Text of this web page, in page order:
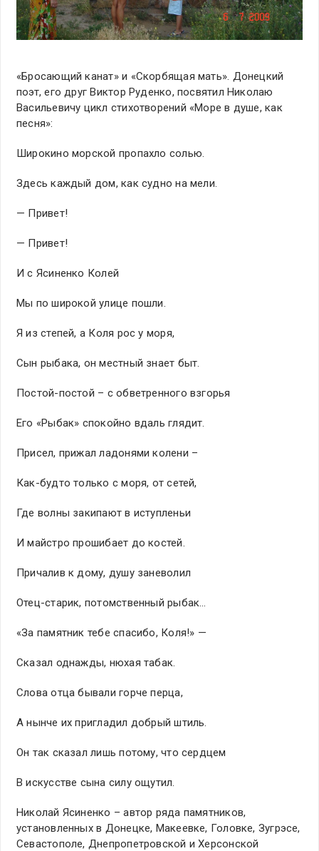
«Бросающий канат» и «Скорбящая мать». Донецкий
поэт, его друг Виктор Руденко, посвятил Николаю
Васильевичу цикл стихотворений «Море в душе, как
песня»:
Широкино морской пропахло солью.
Здесь каждый дом, как судно на мели.
— Привет!
— Привет!
И с Ясиненко Колей
Мы по широкой улице пошли.
Я из степей, а Коля рос у моря,
Сын рыбака, он местный знает быт.
Постой-постой – с обветренного взгорья
Его «Рыбак» спокойно вдаль глядит.
Присел, прижал ладонями колени –
Как-будто только с моря, от сетей,
Где волны закипают в иступленьи
И майстро прошибает до костей.
Причалив к дому, душу заневолил
Отец-старик, потомственный рыбак…
«За памятник тебе спасибо, Коля!» —
Сказал однажды, нюхая табак.
Слова отца бывали горче перца,
А нынче их пригладил добрый штиль.
Он так сказал лишь потому, что сердцем
В искусстве сына силу ощутил.
Николай Ясиненко – автор ряда памятников,
установленных в Донецке, Макеевке, Головке, Зугрэсе,
Севастополе, Днепропетровской и Херсонской